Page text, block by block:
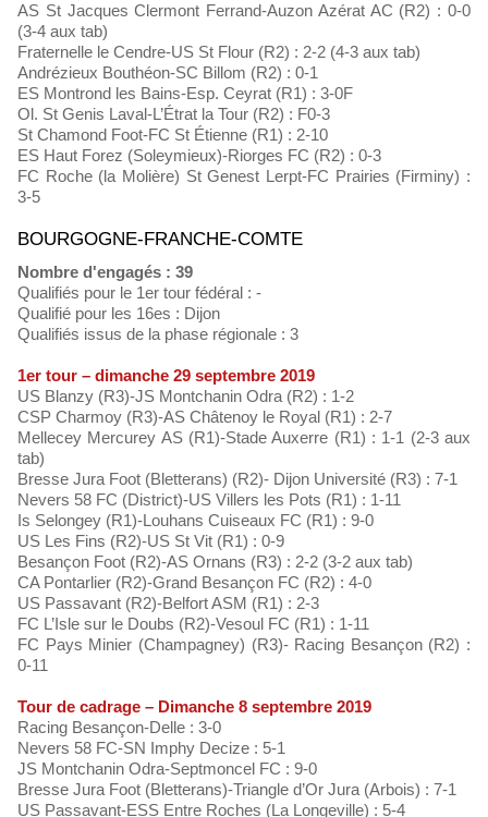
AS St Jacques Clermont Ferrand-Auzon Azérat AC (R2) : 0-0
(3-4 aux tab)
Fraternelle le Cendre-US St Flour (R2) : 2-2 (4-3 aux tab)
Andrézieux Bouthéon-SC Billom (R2) : 0-1
ES Montrond les Bains-Esp. Ceyrat (R1) : 3-0F
Ol. St Genis Laval-L’Étrat la Tour (R2) : F0-3
St Chamond Foot-FC St Étienne (R1) : 2-10
ES Haut Forez (Soleymieux)-Riorges FC (R2) : 0-3
FC Roche (la Molière) St Genest Lerpt-FC Prairies (Firminy) :
3-5
BOURGOGNE-FRANCHE-COMTE
Nombre d'engagés : 39
Qualifiés pour le 1er tour fédéral : -
Qualifié pour les 16es : Dijon
Qualifiés issus de la phase régionale : 3
1er tour – dimanche 29 septembre 2019
US Blanzy (R3)-JS Montchanin Odra (R2) : 1-2
CSP Charmoy (R3)-AS Châtenoy le Royal (R1) : 2-7
Mellecey Mercurey AS (R1)-Stade Auxerre (R1) : 1-1 (2-3 aux
tab)
Bresse Jura Foot (Bletterans) (R2)- Dijon Université (R3) : 7-1
Nevers 58 FC (District)-US Villers les Pots (R1) : 1-11
Is Selongey (R1)-Louhans Cuiseaux FC (R1) : 9-0
US Les Fins (R2)-US St Vit (R1) : 0-9
Besançon Foot (R2)-AS Ornans (R3) : 2-2 (3-2 aux tab)
CA Pontarlier (R2)-Grand Besançon FC (R2) : 4-0
US Passavant (R2)-Belfort ASM (R1) : 2-3
FC L’Isle sur le Doubs (R2)-Vesoul FC (R1) : 1-11
FC Pays Minier (Champagney) (R3)- Racing Besançon (R2) :
0-11
Tour de cadrage – Dimanche 8 septembre 2019
Racing Besançon-Delle : 3-0
Nevers 58 FC-SN Imphy Decize : 5-1
JS Montchanin Odra-Septmoncel FC : 9-0
Bresse Jura Foot (Bletterans)-Triangle d’Or Jura (Arbois) : 7-1
US Passavant-ESS Entre Roches (La Longeville) : 5-4